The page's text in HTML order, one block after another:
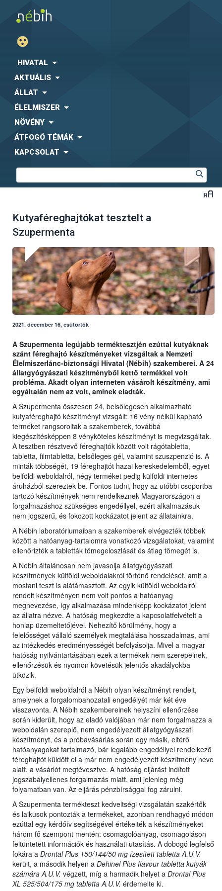
HIVATAL
AKTUÁLIS
ÁLLAT
ÉLELMISZER
NÖVÉNY
ÁTFOGÓ TÉMÁK
KAPCSOLAT
Kutyaféreghajtókat tesztelt a
Szupermenta
2021. december 16, csütörtök
A Szupermenta legújabb terméktesztjén ezúttal kutyáknak
szánt féreghajtó készítményeket vizsgáltak a Nemzeti
Élelmiszerlánc-biztonsági Hivatal (Nébih) szakemberei. A 24
állatgyógyászati készítményből kettő termékkel volt
probléma. Akadt olyan interneten vásárolt készítmény, ami
egyáltalán nem az volt, aminek eladták.
A Szupermenta összesen 24, belsőlegesen alkalmazható
kutyaféreghajtó készítményt vizsgált: 16 vény nélkül kapható
terméket rangsoroltak a szakemberek, továbbá
kiegészítésképpen 8 vényköteles készítményt is megvizsgáltak.
A tesztben résztvevő féreghajtók között volt rágótabletta,
tabletta, filmtabletta, belsőleges gél, valamint szuszpenzió is. A
minták többségét, 19 féreghajtót hazai kereskedelemből, egyet
belföldi weboldalról, négy terméket pedig külföldi internetes
áruházból szereztek be. Fontos tudni, hogy az utóbbi csoportba
tartozó készítmények nem rendelkeznek Magyarországon a
forgalmazáshoz szükséges engedéllyel, ezért alkalmazásuk
nem jogszerű, és fokozott kockázatot jelent az állatainkra.
A Nébih laboratóriumaiban a szakemberek elvégezték többek
között a hatóanyag-tartalomra vonatkozó vizsgálatokat, valamint
ellenőrizték a tabletták tömegeloszlását és átlag tömegét is.
A Nébih általánosan nem javasolja állatgyógyászati
készítmények külföldi weboldalakról történő rendelését, amit a
mostani teszt is alátámasztott. Az egyik külföldi weboldalról
rendelt készítményen nem volt pontos a hatóanyag
megnevezése, így alkalmazása mindenképp kockázatot jelent
az állatra nézve. A hatóság megkezdte a kapcsolatfelvételt a
honlap üzemeltetőjével. Nehezítő körülmény, hogy a
felelősséget vállaló személyek megtalálása hosszadalmas, ami
az intézkedés eredményességét befolyásolja. Mivel a magyar
hatóság nyilvántartásában ezek a termékek nem szerepelnek,
ellenőrzésük és nyomon követésük jelentős akadályokba
ütközik.
Egy belföldi weboldalról a Nébih olyan készítményt rendelt,
amelynek a forgalombahozatali engedélyét már két éve
visszavonta. A Nébih szakembereinek helyszíni ellenőrzése
során kiderült, hogy az eladó valójában már nem forgalmazza a
weboldalán szereplő, nem engedélyezett állatgyógyászati
készítményt, és a próbavásárlás során egy másik, eltérő
hatóanyagokat tartalmazó, bár legalább engedéllyel rendelkező
féreghajtót küldött el a már nem engedélyezett készítmény neve
alatt, a vásárlót megtévesztve. A hatóság eljárást indított
jogszabályellenes forgalmazás miatt, ami jelenleg még
folyamatban van. Az eljárás pénzbírsággal fog zárulni.
A Szupermenta termékteszt kedveltségi vizsgálatán szakértők
és laikusok pontozták a termékeket, azonban rendhagyó módon
ezúttal egy kérdőív segítségével értékelték a készítményeket
három fő szempont mentén: csomagolóanyag, csomagoláson
feltüntetett információk és használati utasítás. A dobogó legfelső
fokára a Drontal Plus 150/144/50 mg ízesített tabletta A.U.V.
került, a második helyen a Dehinel Plus flavour tabletta kutyák
számára A.U.V. végzett, míg a harmadik helyet a Drontal Plus
XL 525/504/175 mg tabletta A.U.V. érdemelte ki.